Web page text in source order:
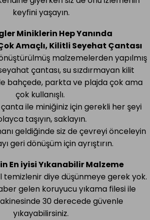
keyfini yaşayın.
Miniklerin Hep Yanında
Amaçlı, Kilitli Seyehat Çantası
malzemelerden yapılmış
çantası, su sızdırmayan kilit
bahçede, parkta ve plajda çok ama
çok kullanışlı.
çanta ile miniğiniz için gerekli her şeyi
taşıyın, saklayın.
geldiğinde siz de çevreyi önceleyin
geri dönüşüm için ayrıştırın.
En iyisi Yıkanabilir Malzeme
temizlenir diye düşünmeye gerek yok.
gelen koruyucu yıkama filesi ile
30 derecede güvenle
yıkayabilirsiniz.